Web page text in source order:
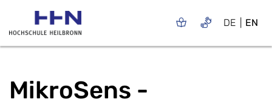
DE EN
MikroSens -